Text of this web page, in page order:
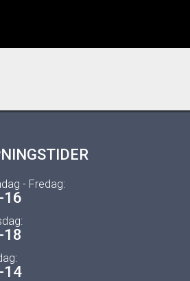
- Fredag:
16
18
14